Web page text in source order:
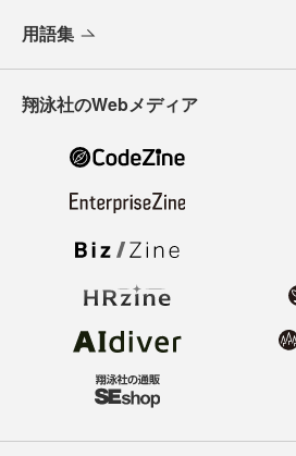
用語集
翔泳社のWebメディア